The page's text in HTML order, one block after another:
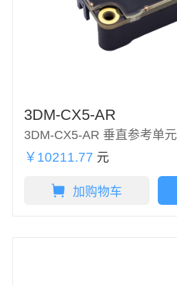
3DM-CX5-AR
3DM-CX5-AR 垂直参考单元
￥10211.77 元
加购物车